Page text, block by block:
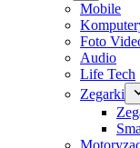
Mobile
Foto
Audio
Life Tech
Zegarki